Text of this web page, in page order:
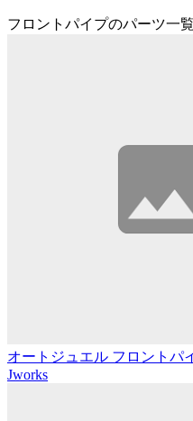
フロントパイプのパーツ一覧
オートジュエル フロントパ
Jworks